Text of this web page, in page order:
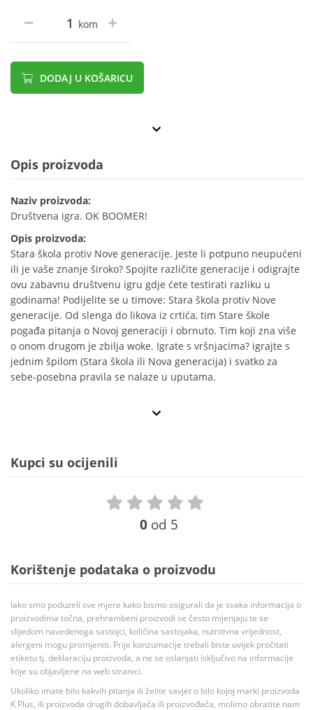
kom
DODAJ U KOŠARICU
Opis proizvoda
Naziv proizvoda:
Društvena igra. OK BOOMER!
Opis proizvoda:
Stara škola protiv Nove generacije. Jeste li potpuno neupućeni
ili je vaše znanje široko? Spojite različite generacije i odigrajte
ovu zabavnu društvenu igru gdje ćete testirati razliku u
godinama! Podijelite se u timove: Stara škola protiv Nove
generacije. Od slenga do likova iz crtića, tim Stare škole
pogađa pitanja o Novoj generaciji i obrnuto. Tim koji zna više
o onom drugom je zbilja woke. Igrate s vršnjacima? igrajte s
jednim špilom (Stara škola ili Nova generacija) i svatko za
sebe-posebna pravila se nalaze u uputama.
Kupci su ocijenili
0 od 5
Korištenje podataka o proizvodu
Iako smo poduzeli sve mjere kako bismo osigurali da je svaka informacija o
proizvodima točna, prehrambeni proizvodi se često mijenjaju te se
slijedom navedenoga sastojci, količina sastojaka, nutritivna vrijednost,
alergeni mogu promjeniti. Prije konzumacije trebali biste uvijek pročitati
etiketu tj. deklaraciju proizvoda, a ne se oslanjati isključivo na informacije
koje su objavljene na web stranici.
Ukoliko imate bilo kakvih pitanja ili želite savjet o bilo kojoj marki proizvoda
K Plus, ili proizvoda drugih dobavljača ili proizvođača, molimo obratite nam